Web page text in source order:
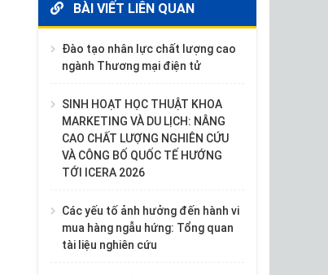
BÀI VIẾT LIÊN QUAN
Đào tạo nhân lực chất lượng cao
ngành Thương mại điện tử
SINH HOẠT HỌC THUẬT KHOA
MARKETING VÀ DU LỊCH: NÂNG
CAO CHẤT LƯỢNG NGHIÊN CỨU
VÀ CÔNG BỐ QUỐC TẾ HƯỚNG
TỚI ICERA 2026
Các yếu tố ảnh hưởng đến hành vi
mua hàng ngẫu hứng: Tổng quan
tài liệu nghiên cứu